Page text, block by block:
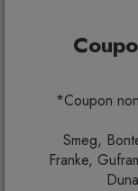
*Coupon
Smeg,
Franke,